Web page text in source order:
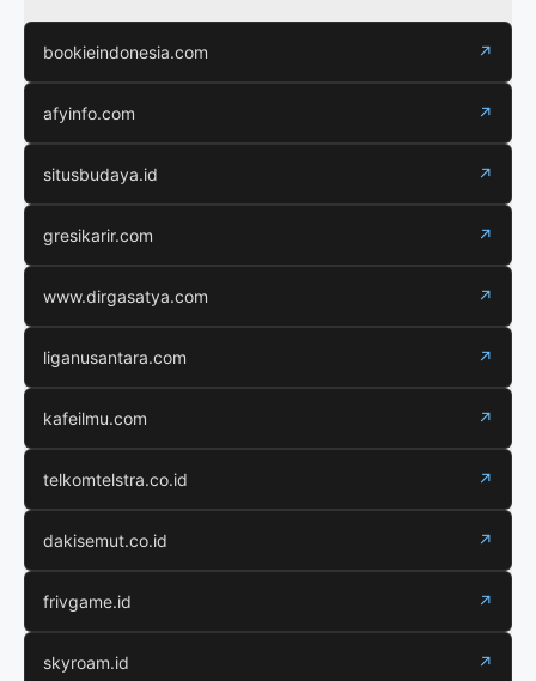
bookieindonesia.com ↗
afyinfo.com ↗
situsbudaya.id ↗
gresikarir.com ↗
www.dirgasatya.com ↗
liganusantara.com ↗
kafeilmu.com ↗
telkomtelstra.co.id ↗
dakisemut.co.id ↗
frivgame.id ↗
skyroam.id ↗